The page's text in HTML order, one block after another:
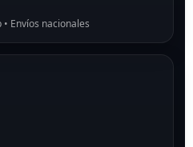
Envíos nacionales